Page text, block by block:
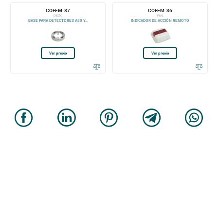
COFEM-87
D50ZO
BASE PARA DETECTORES A50 Y...
Ver precio
COFEM-36
PIAL
INDICADOR DE ACCIÓN REMOTO
Ver precio